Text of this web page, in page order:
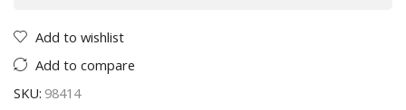
Add to wishlist
Add to compare
SKU: 98414